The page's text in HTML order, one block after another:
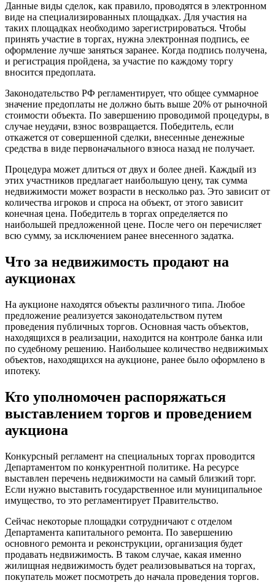
Данные виды сделок, как правило, проводятся в электронном
виде на специализированных площадках. Для участия на
таких площадках необходимо зарегистрироваться. Чтобы
принять участие в торгах, нужна электронная подпись, ее
оформление лучше заняться заранее. Когда подпись получена,
и регистрация пройдена, за участие по каждому торгу
вносится предоплата.
Законодательство РФ регламентирует, что общее суммарное
значение предоплаты не должно быть выше 20% от рыночной
стоимости объекта. По завершению проводимой процедуры, в
случае неудачи, взнос возвращается. Победитель, если
откажется от совершенной сделки, внесенные денежные
средства в виде первоначального взноса назад не получает.
Процедура может длиться от двух и более дней. Каждый из
этих участников предлагает наибольшую цену, так сумма
недвижимости может возрасти в несколько раз. Это зависит от
количества игроков и спроса на объект, от этого зависит
конечная цена. Победитель в торгах определяется по
наибольшей предложенной цене. После чего он перечисляет
всю сумму, за исключением ранее внесенного задатка.
Что за недвижимость продают на
аукционах
На аукционе находятся объекты различного типа. Любое
предложение реализуется законодательством путем
проведения публичных торгов. Основная часть объектов,
находящихся в реализации, находится на контроле банка или
по судебному решению. Наибольшее количество недвижимых
объектов, находящихся на аукционе, ранее было оформлено в
ипотеку.
Кто уполномочен распоряжаться
выставлением торгов и проведением
аукциона
Конкурсный регламент на специальных торгах проводится
Департаментом по конкурентной политике. На ресурсе
выставлен перечень недвижимости на самый близкий торг.
Если нужно выставить государственное или муниципальное
имущество, то это регламентирует Правительство.
Сейчас некоторые площадки сотрудничают с отделом
Департамента капитального ремонта. По завершению
основного ремонта и реконструкции, организация будет
продавать недвижимость. В таком случае, какая именно
жилищная недвижимость будет реализовываться на торгах,
покупатель может посмотреть до начала проведения торгов.